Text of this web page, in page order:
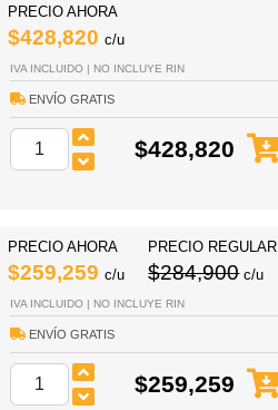
PRECIO AHORA
$428,820 c/u
IVA INCLUIDO | NO INCLUYE RIN
ENVÍO GRATIS
$428,820
PRECIO AHORA
$259,259 c/u
PRECIO REGULAR
$284,900c/u
IVA INCLUIDO | NO INCLUYE RIN
ENVÍO GRATIS
$259,259